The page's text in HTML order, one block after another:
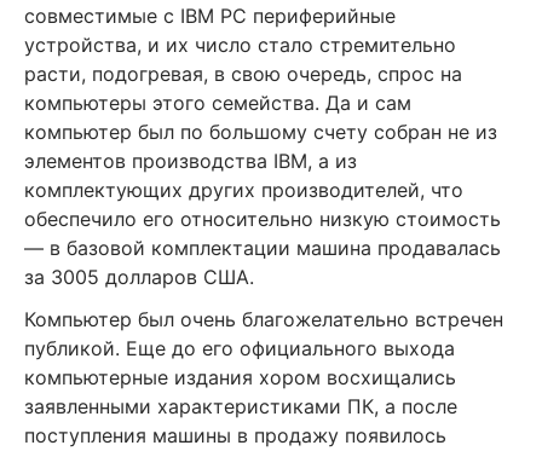
совместимые с IBM PC периферийные
устройства, и их число стало стремительно
расти, подогревая, в свою очередь, спрос на
компьютеры этого семейства. Да и сам
компьютер был по большому счету собран не из
элементов производства IBM, а из
комплектующих других производителей, что
обеспечило его относительно низкую стоимость
— в базовой комплектации машина продавалась
за 3005 долларов США.
Компьютер был очень благожелательно встречен
публикой. Еще до его официального выхода
компьютерные издания хором восхищались
заявленными характеристиками ПК, а после
поступления машины в продажу появилось